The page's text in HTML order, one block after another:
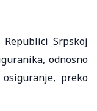
Srpskoj
odnosno
preko